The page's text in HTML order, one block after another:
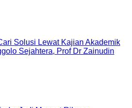
Solusi Lewat Kajian Akademik
Sejahtera, Prof Dr Zainudin